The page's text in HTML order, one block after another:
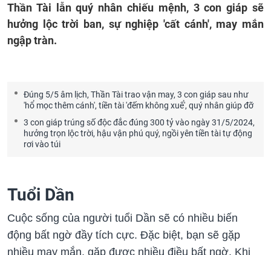
Thần Tài lẫn quý nhân chiếu mệnh, 3 con giáp sẽ
hưởng lộc trời ban, sự nghiệp 'cất cánh', may mắn
ngập tràn.
Đúng 5/5 âm lịch, Thần Tài trao vận may, 3 con giáp sau như
'hổ mọc thêm cánh', tiền tài 'đếm không xuể', quý nhân giúp đỡ
3 con giáp trúng số độc đắc đúng 300 tỷ vào ngày 31/5/2024,
hưởng trọn lộc trời, hậu vận phú quý, ngồi yên tiền tài tự động
rơi vào túi
Tuổi Dần
Cuộc sống của người tuổi Dần sẽ có nhiều biến
động bất ngờ đầy tích cực. Đặc biệt, bạn sẽ gặp
nhiều may mắn, gặp được nhiều điều bất ngờ. Khi